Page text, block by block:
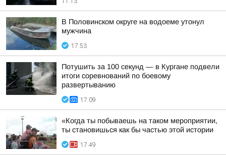
В Половинском округе на водоеме утонул
мужчина
17:53
Потушить за 100 секунд — в Кургане подвели
итоги соревнований по боевому
развертыванию
17:09
«Когда ты побываешь на таком мероприятии,
ты становишься как бы частью этой истории
17:49